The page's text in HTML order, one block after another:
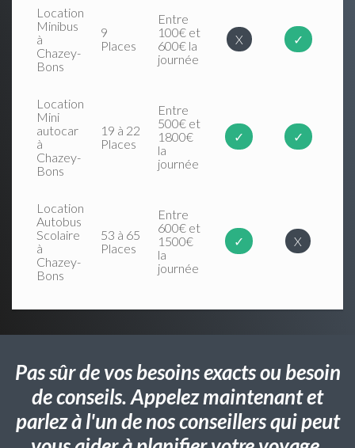
Location
Minibus
à
Chazey-
Bons
9
Places
Entre
100€ et
600€ la
journée
X ✓
Location
Mini
autocar
à
Chazey-
Bons
19 à 22
Places
Entre
500€ et
1800€
la
journée
✓ ✓
Location
Autobus
Scolaire
à
Chazey-
Bons
53 à 65
Places
Entre
600€ et
1500€
la
journée
✓ X
Pas sûr de vos besoins exacts ou besoin
de conseils. Appelez maintenant et
parlez à l'un de nos conseillers qui peut